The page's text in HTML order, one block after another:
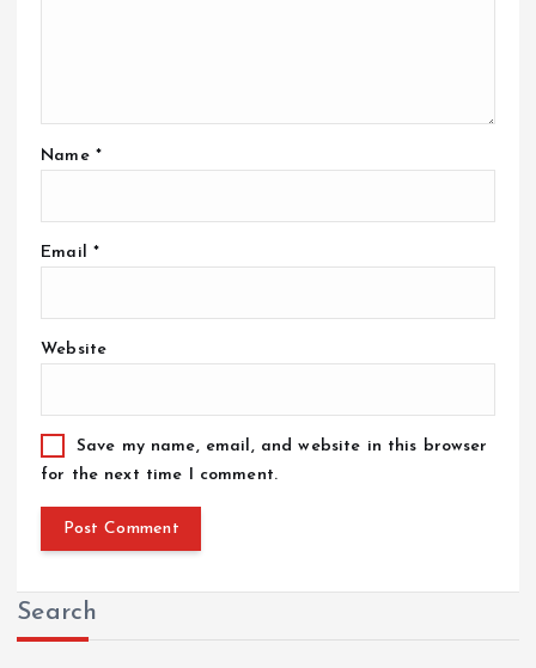
Name *
Email *
Website
Save my name, email, and website in this browser
for the next time I comment.
Search